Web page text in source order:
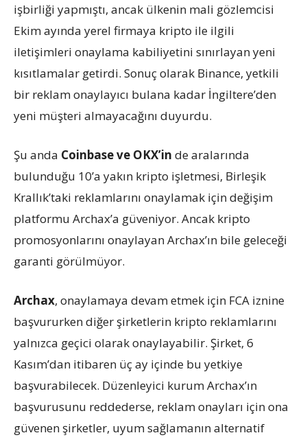
işbirliği yapmıştı, ancak ülkenin mali gözlemcisi
Ekim ayında yerel firmaya kripto ile ilgili
iletişimleri onaylama kabiliyetini sınırlayan yeni
kısıtlamalar getirdi. Sonuç olarak Binance, yetkili
bir reklam onaylayıcı bulana kadar İngiltere’den
yeni müşteri almayacağını duyurdu.
Şu anda Coinbase ve OKX’in de aralarında
bulunduğu 10’a yakın kripto işletmesi, Birleşik
Krallık’taki reklamlarını onaylamak için değişim
platformu Archax’a güveniyor. Ancak kripto
promosyonlarını onaylayan Archax’ın bile geleceği
garanti görülmüyor.
Archax, onaylamaya devam etmek için FCA iznine
başvururken diğer şirketlerin kripto reklamlarını
yalnızca geçici olarak onaylayabilir. Şirket, 6
Kasım’dan itibaren üç ay içinde bu yetkiye
başvurabilecek. Düzenleyici kurum Archax’ın
başvurusunu reddederse, reklam onayları için ona
güvenen şirketler, uyum sağlamanın alternatif